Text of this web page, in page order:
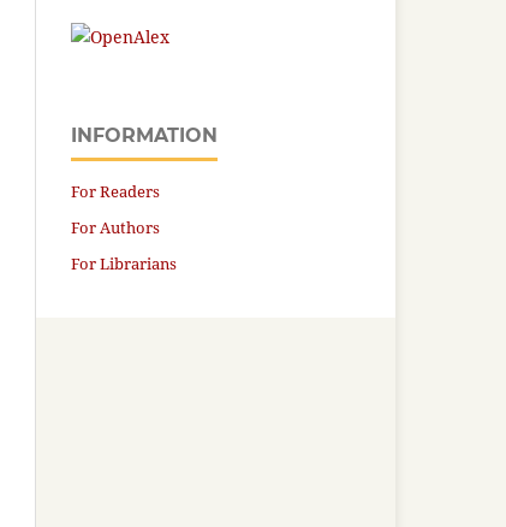
INFORMATION
For Readers
For Authors
For Librarians